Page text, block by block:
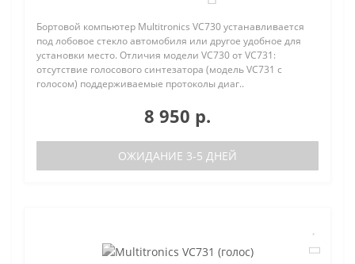
Бортовой компьютер Multitronics VC730 устанавливается
под лобовое стекло автомобиля или другое удобное для
установки место. Отличия модели VC730 от VC731:
отсутствие голосового синтезатора (модель VC731 с
голосом) поддерживаемые протоколы диаг..
8 950 р.
ОЖИДАНИЕ 3-5 ДНЕЙ